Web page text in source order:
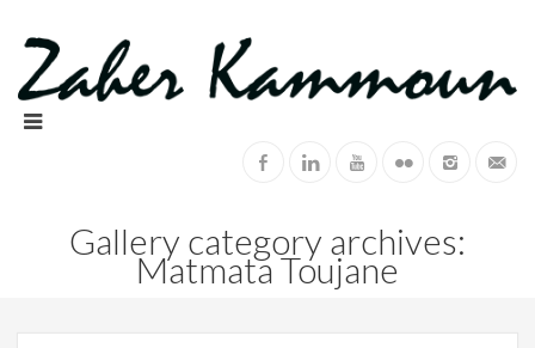
Gallery category archives:
Matmata Toujane